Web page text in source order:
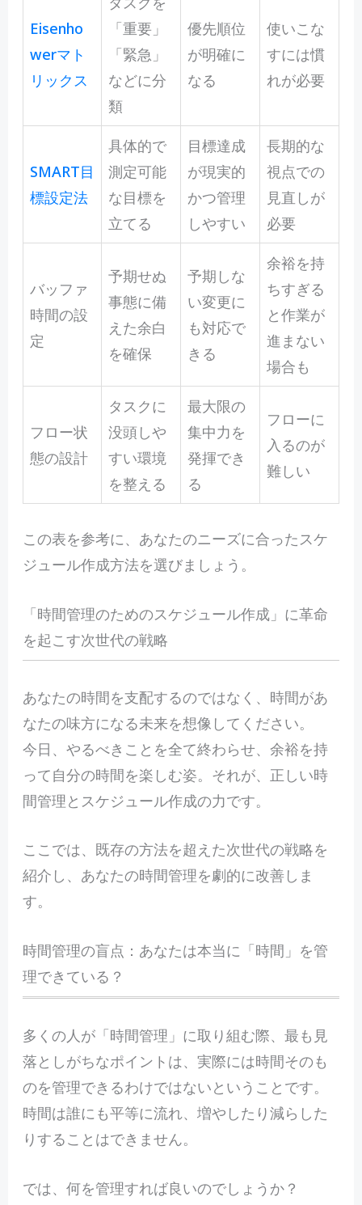
Eisenho
werマト
リックス
「重要」
「緊急」
などに分
類
優先順位
が明確に
なる
使いこな
すには慣
れが必要
SMART目
標設定法
具体的で
測定可能
な目標を
立てる
目標達成
が現実的
かつ管理
しやすい
長期的な
視点での
見直しが
必要
バッファ
時間の設
定
予期せぬ
事態に備
えた余白
を確保
予期しな
い変更に
も対応で
きる
余裕を持
ちすぎる
と作業が
進まない
場合も
フロー状
態の設計
タスクに
没頭しや
すい環境
を整える
最大限の
集中力を
発揮でき
る
フローに
入るのが
難しい
この表を参考に、あなたのニーズに合ったスケ
ジュール作成方法を選びましょう。
「時間管理のためのスケジュール作成」に革命
を起こす次世代の戦略
あなたの時間を支配するのではなく、時間があ
なたの味方になる未来を想像してください。
今日、やるべきことを全て終わらせ、余裕を持
って自分の時間を楽しむ姿。それが、正しい時
間管理とスケジュール作成の力です。
ここでは、既存の方法を超えた次世代の戦略を
紹介し、あなたの時間管理を劇的に改善しま
す。
時間管理の盲点：あなたは本当に「時間」を管
理できている？
多くの人が「時間管理」に取り組む際、最も見
落としがちなポイントは、実際には時間そのも
のを管理できるわけではないということです。
時間は誰にも平等に流れ、増やしたり減らした
りすることはできません。
では、何を管理すれば良いのでしょうか？